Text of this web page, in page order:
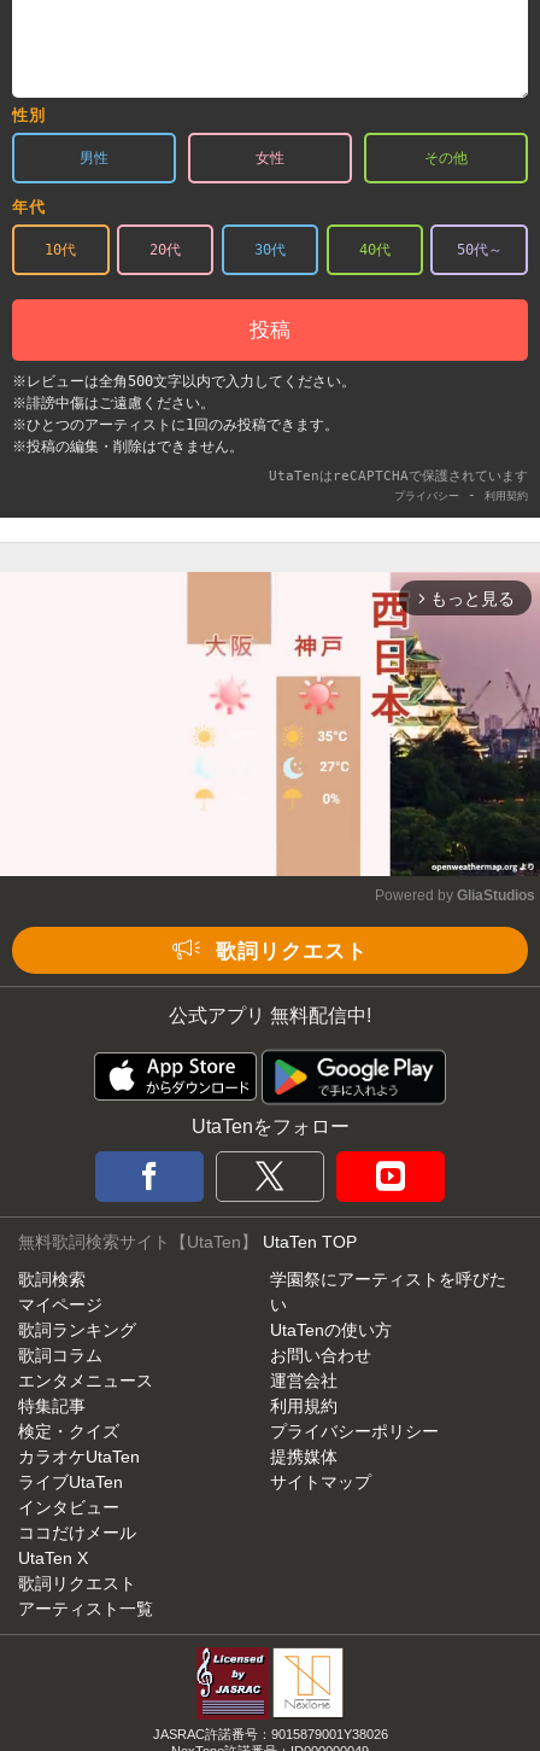
性別
男性 女性 その他
年代
10代 20代 30代 40代 50代～
投稿
※レビューは全角500文字以内で入力してください。
※誹謗中傷はご遠慮ください。
※ひとつのアーティストに1回のみ投稿できます。
※投稿の編集・削除はできません。
UtaTenはreCAPTCHAで保護されています
プライバシー - 利用契約
arrow_forward_ios もっと見る
Powered by GliaStudios
歌詞リクエスト
公式アプリ 無料配信中!
UtaTenをフォロー
無料歌詞検索サイト【UtaTen】 UtaTen TOP
歌詞検索
マイページ
歌詞ランキング
歌詞コラム
エンタメニュース
特集記事
検定・クイズ
カラオケUtaTen
ライブUtaTen
インタビュー
ココだけメール
UtaTen X
歌詞リクエスト
アーティスト一覧
学園祭にアーティストを呼びた
い
UtaTenの使い方
お問い合わせ
運営会社
利用規約
プライバシーポリシー
提携媒体
サイトマップ
JASRAC許諾番号：9015879001Y38026